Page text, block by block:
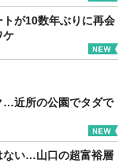
が10数年ぶりに再会
ケ
…近所の公園でタダで
ない…山口の超富裕層